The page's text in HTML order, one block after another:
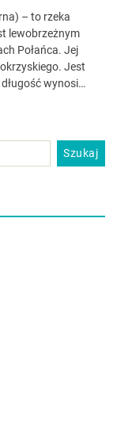
– to rzeka
lewobrzeżnym
Połańca. Jej
Jest
wynosi…